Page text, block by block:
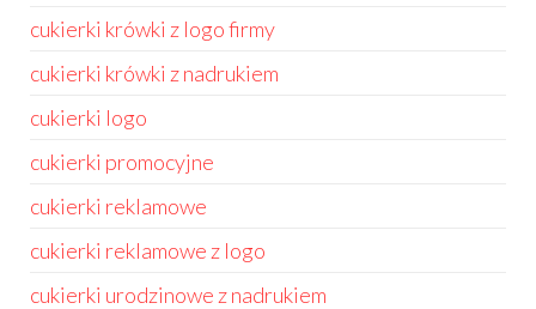
cukierki krówki z logo firmy
cukierki krówki z nadrukiem
cukierki logo
cukierki promocyjne
cukierki reklamowe
cukierki reklamowe z logo
cukierki urodzinowe z nadrukiem